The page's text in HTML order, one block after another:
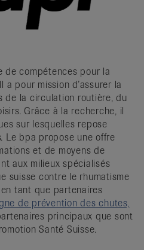
de compétences pour la
pour mission d’assurer la
de la circulation routière, du
Grâce à la recherche, il
sur lesquelles repose
Le bpa propose une offre
et de moyens de
aux milieux spécialisés
suisse contre le rhumatisme
tant que partenaires
de prévention des chutes,
principaux que sont
Santé Suisse.